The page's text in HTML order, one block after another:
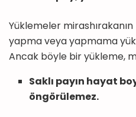
Yüklemeler mirashırakanın
yapma veya yapmama
Ancak böyle bir yükleme,
Saklı payın hayat
öngörülemez.